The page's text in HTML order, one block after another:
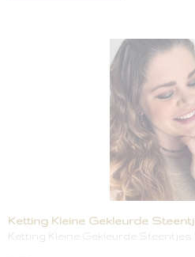
Ketting Kleine Gekleurde
Ketting Kleine Gekleurde Steentjes